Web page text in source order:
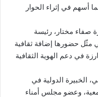
أسهم في إثراء الحوار
صفاء مختار، رئيسة
مثّل حضورها إضافة ثقافية
في دعم الهوية الثقافية
الخبيرة الدولية في
وعضو مجلس أمناء